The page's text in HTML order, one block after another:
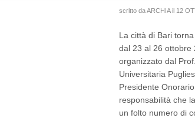
scritto daARCHIA il 12
La città di Bari
dal 23 al 26 ottobre
organizzato dal
Universitaria
Presidente
responsabilità che
un folto numero di